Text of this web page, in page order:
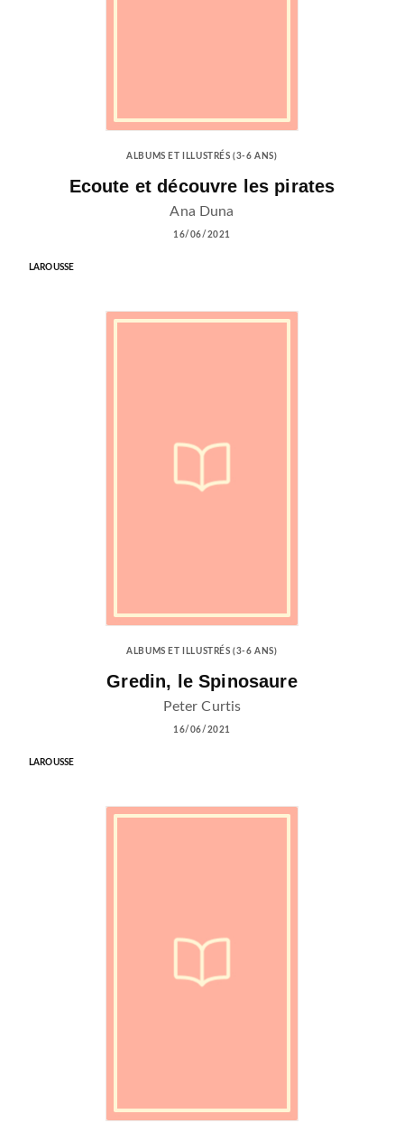
ALBUMS ET ILLUSTRÉS (3-6 ANS)
Ecoute et découvre les pirates
Ana Duna
16/06/2021
LAROUSSE
ALBUMS ET ILLUSTRÉS (3-6 ANS)
Gredin, le Spinosaure
Peter Curtis
16/06/2021
LAROUSSE